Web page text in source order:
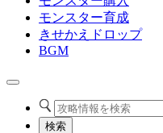
モンスター育成
きせかえドロップ
BGM
検索